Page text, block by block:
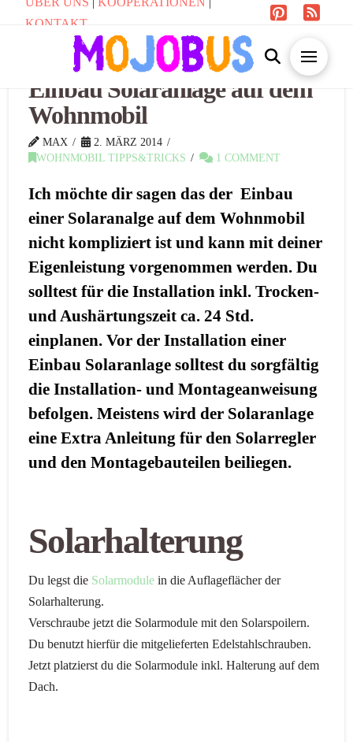
KONTAKT
Einbau Solaranlage auf dem
Wohnmobil
MAX
2. MÄRZ 2014
WOHNMOBIL TIPPS&TRICKS
1 COMMENT
Ich möchte dir sagen das der Einbau
einer Solaranalge auf dem Wohnmobil
nicht kompliziert ist und kann mit deiner
Eigenleistung vorgenommen werden. Du
solltest für die Installation inkl. Trocken-
und Aushärtungszeit ca. 24 Std.
einplanen. Vor der Installation einer
Einbau Solaranlage solltest du sorgfältig
die Installation- und Montageanweisung
befolgen. Meistens wird der Solaranlage
eine Extra Anleitung für den Solarregler
und den Montagebauteilen beiliegen.
Solarhalterung
Du legst die Solarmodule in die Auflageflächer der
Solarhalterung.
Verschraube jetzt die Solarmodule mit den Solarspoilern.
Du benutzt hierfür die mitgelieferten Edelstahlschrauben.
Jetzt platzierst du die Solarmodule inkl. Halterung auf dem
Dach.